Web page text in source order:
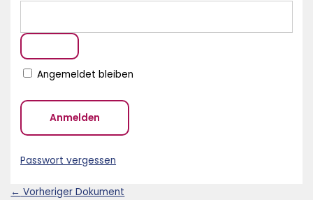
Angemeldet bleiben
Passwort vergessen
← Vorheriger Dokument